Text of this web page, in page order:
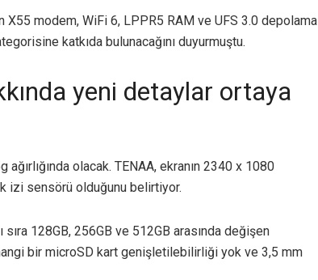
modem, WiFi 6, LPPR5 RAM ve UFS 3.0 depolama
katkıda bulunacağını duyurmuştu.
yeni detaylar ortaya
olacak. TENAA, ekranın 2340 x 1080
izi sensörü olduğunu belirtiyor.
sıra 128GB, 256GB ve 512GB arasında değişen
bir microSD kart genişletilebilirliği yok ve 3,5 mm